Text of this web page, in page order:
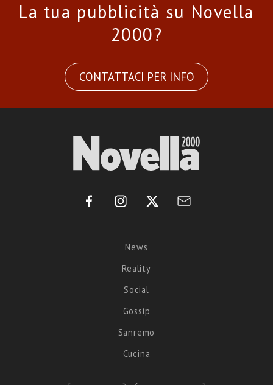
La tua pubblicità su Novella
2000?
CONTATTACI PER INFO
News
Reality
Social
Gossip
Sanremo
Cucina